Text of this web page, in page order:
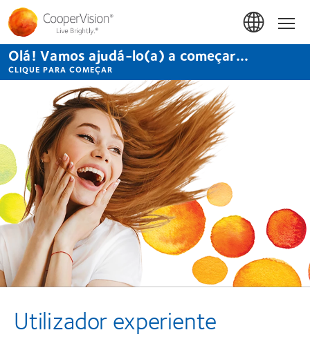
Passar
para
conteúdo
principal
Início
Olá! Vamos ajudá-lo(a) a começar...
CLIQUE PARA COMEÇAR
Utilizador experiente